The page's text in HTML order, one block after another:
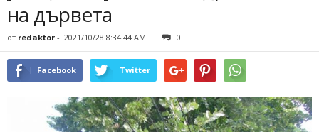
на дървета
от redaktor - 2021/10/28 8:34:44 AM 0
Facebook Twitter